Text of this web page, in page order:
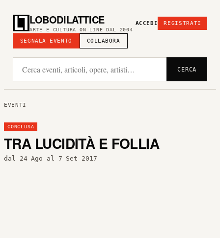
LOBODILATTICE
ARTE E CULTURA ON LINE DAL 2004
SEGNALA EVENTO COLLABORA
ACCEDI REGISTRATI
CERCA
EVENTI
CONCLUSA
TRA LUCIDITÀ E FOLLIA
dal 24 Ago al 7 Set 2017